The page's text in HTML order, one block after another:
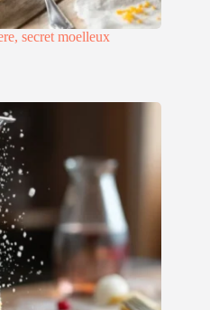
secret moelleux